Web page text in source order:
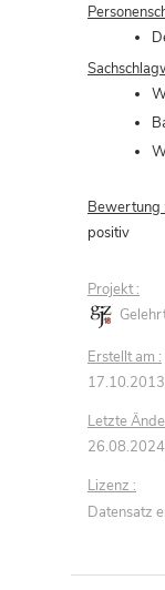
Bewertung
positiv
Projekt :
Erstellt am :
17.10.2013
Letzte
Lizenz :
Datensatz